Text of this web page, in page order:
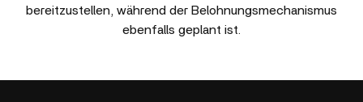
bereitzustellen, während der Belohnungsmechanismus
ebenfalls geplant ist.